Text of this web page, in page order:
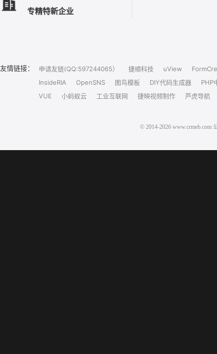
专精特新企业
友情链接： 申请友链(QQ:597244065） 捷顺科技 uView
InsideRIA
OpenSNS 图鸟模板 DIY代码生成器
PHP
VUE
小蚂蚁云 工业互联网 捷映视频制作 芦虎导航
© 2014-2026